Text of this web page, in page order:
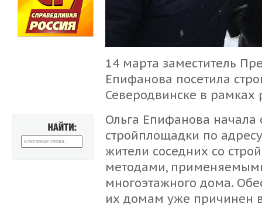
14 марта заместитель
Епифанова посетила
Северодвинске в рамках
Ольга Епифанова начала
стройплощадки по
жители соседних со
методами,
многоэтажного дома.
их домам уже причинен